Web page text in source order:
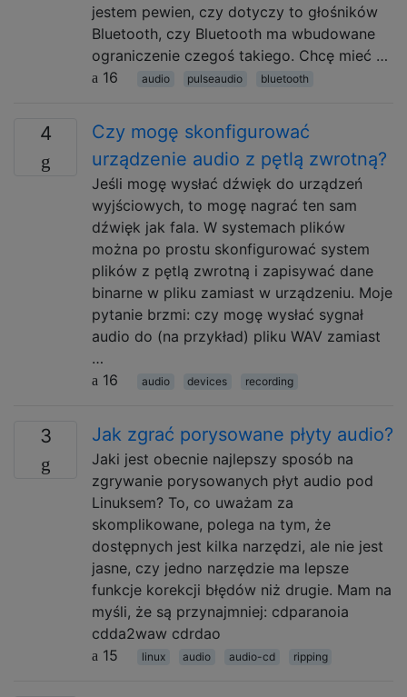
jestem pewien, czy dotyczy to głośników
Bluetooth, czy Bluetooth ma wbudowane
ograniczenie czegoś takiego. Chcę mieć …
16
audio pulseaudio bluetooth
4
Czy mogę skonfigurować
urządzenie audio z pętlą zwrotną?
Jeśli mogę wysłać dźwięk do urządzeń
wyjściowych, to mogę nagrać ten sam
dźwięk jak fala. W systemach plików
można po prostu skonfigurować system
plików z pętlą zwrotną i zapisywać dane
binarne w pliku zamiast w urządzeniu. Moje
pytanie brzmi: czy mogę wysłać sygnał
audio do (na przykład) pliku WAV zamiast
…
16
audio devices recording
3 Jak zgrać porysowane płyty audio?
Jaki jest obecnie najlepszy sposób na
zgrywanie porysowanych płyt audio pod
Linuksem? To, co uważam za
skomplikowane, polega na tym, że
dostępnych jest kilka narzędzi, ale nie jest
jasne, czy jedno narzędzie ma lepsze
funkcje korekcji błędów niż drugie. Mam na
myśli, że są przynajmniej: cdparanoia
cdda2waw cdrdao
15
linux audio audio-cd ripping